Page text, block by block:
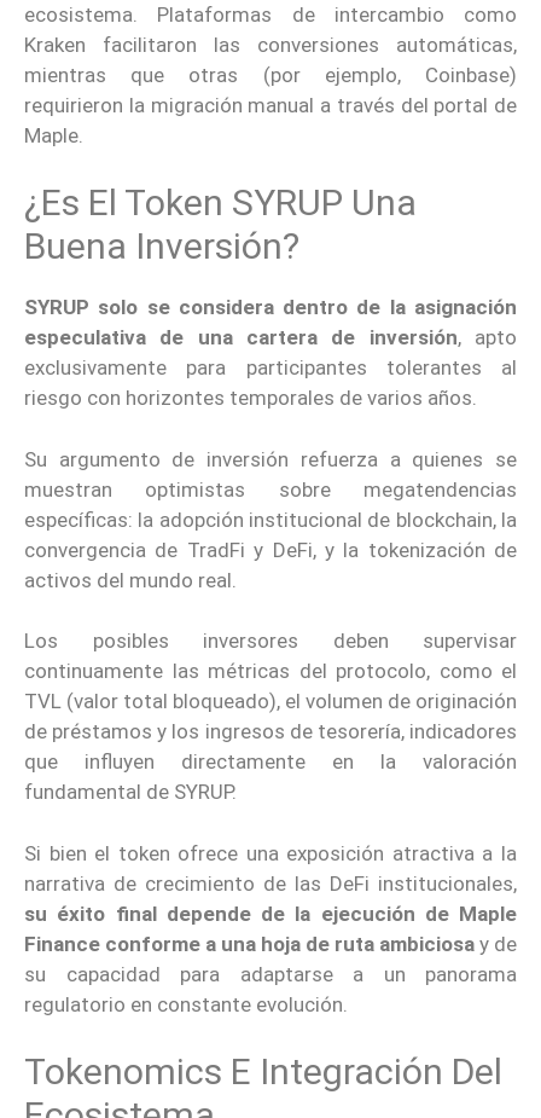
ecosistema. Plataformas de intercambio como
Kraken facilitaron las conversiones automáticas,
mientras que otras (por ejemplo, Coinbase)
requirieron la migración manual a través del portal de
Maple.
¿Es El Token SYRUP Una
Buena Inversión?
SYRUP solo se considera dentro de la asignación
especulativa de una cartera de inversión, apto
exclusivamente para participantes tolerantes al
riesgo con horizontes temporales de varios años.
Su argumento de inversión refuerza a quienes se
muestran optimistas sobre megatendencias
específicas: la adopción institucional de blockchain, la
convergencia de TradFi y DeFi, y la tokenización de
activos del mundo real.
Los posibles inversores deben supervisar
continuamente las métricas del protocolo, como el
TVL (valor total bloqueado), el volumen de originación
de préstamos y los ingresos de tesorería, indicadores
que influyen directamente en la valoración
fundamental de SYRUP.
Si bien el token ofrece una exposición atractiva a la
narrativa de crecimiento de las DeFi institucionales,
su éxito final depende de la ejecución de Maple
Finance conforme a una hoja de ruta ambiciosa y de
su capacidad para adaptarse a un panorama
regulatorio en constante evolución.
Tokenomics E Integración Del